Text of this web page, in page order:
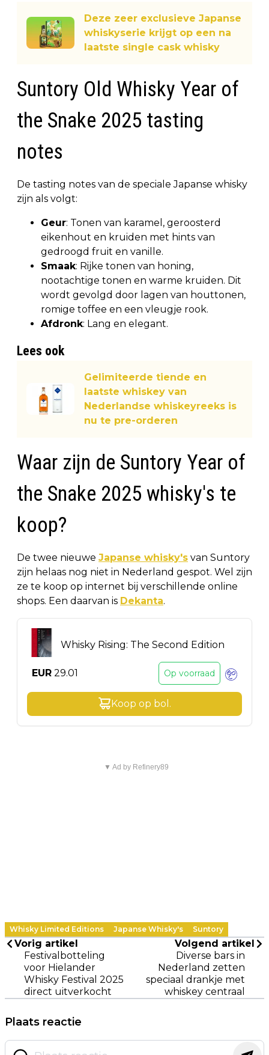
Deze zeer exclusieve Japanse
whiskyserie krijgt op een na
laatste single cask whisky
Suntory Old Whisky Year of
the Snake 2025 tasting
notes
De tasting notes van de speciale Japanse whisky
zijn als volgt:
Geur: Tonen van karamel, geroosterd
eikenhout en kruiden met hints van
gedroogd fruit en vanille.
Smaak: Rijke tonen van honing,
nootachtige tonen en warme kruiden. Dit
wordt gevolgd door lagen van houttonen,
romige toffee en een vleugje rook.
Afdronk: Lang en elegant.
Lees ook
Gelimiteerde tiende en
laatste whiskey van
Nederlandse whiskeyreeks is
nu te pre-orderen
Waar zijn de Suntory Year of
the Snake 2025 whisky's te
koop?
De twee nieuwe Japanse whisky's van Suntory
zijn helaas nog niet in Nederland gespot. Wel zijn
ze te koop op internet bij verschillende online
shops. Een daarvan is Dekanta.
Whisky Rising: The Second Edition
EUR 29.01 Op voorraad
Koop op bol .
▼ Ad by Refinery89
Whisky Limited Editions Japanse Whisky's Suntory
Vorig artikel
Festivalbotteling
voor Hielander
Whisky Festival 2025
direct uitverkocht
Volgend artikel
Diverse bars in
Nederland zetten
speciaal drankje met
whiskey centraal
Plaats reactie